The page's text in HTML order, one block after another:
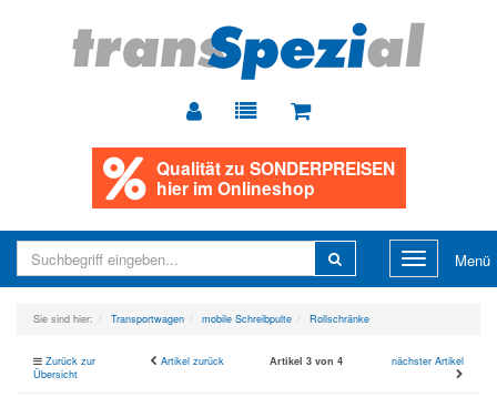
Qualität zu SONDERPREISEN
hier im Onlineshop
Toggle
navigation
Menü
Sie sind hier: Transportwagen mobile Schreibpulte Rollschränke
Zurück zur
Übersicht
Artikel zurück Artikel 3 von 4 nächster Artikel